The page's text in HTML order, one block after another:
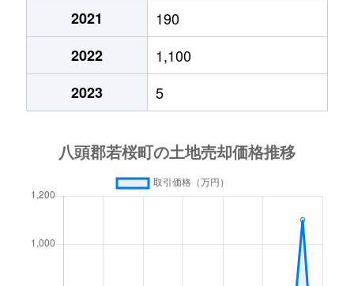
2021
190
2022
1,100
2023
5